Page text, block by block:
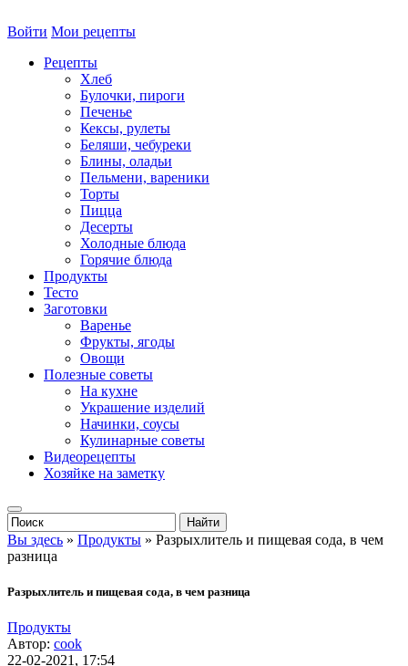
Войти Мои рецепты
Рецепты
Хлеб
Булочки, пироги
Печенье
Кексы, рулеты
Беляши, чебуреки
Блины, оладьи
Пельмени, вареники
Торты
Пицца
Десерты
Холодные блюда
Горячие блюда
Продукты
Тесто
Заготовки
Варенье
Фрукты, ягоды
Овощи
Полезные советы
На кухне
Украшение изделий
Начинки, соусы
Кулинарные советы
Видеорецепты
Хозяйке на заметку
Вы здесь » Продукты » Разрыхлитель и пищевая сода, в чем
разница
Разрыхлитель и пищевая сода, в чем разница
Продукты
Автор: cook
22-02-2021, 17:54